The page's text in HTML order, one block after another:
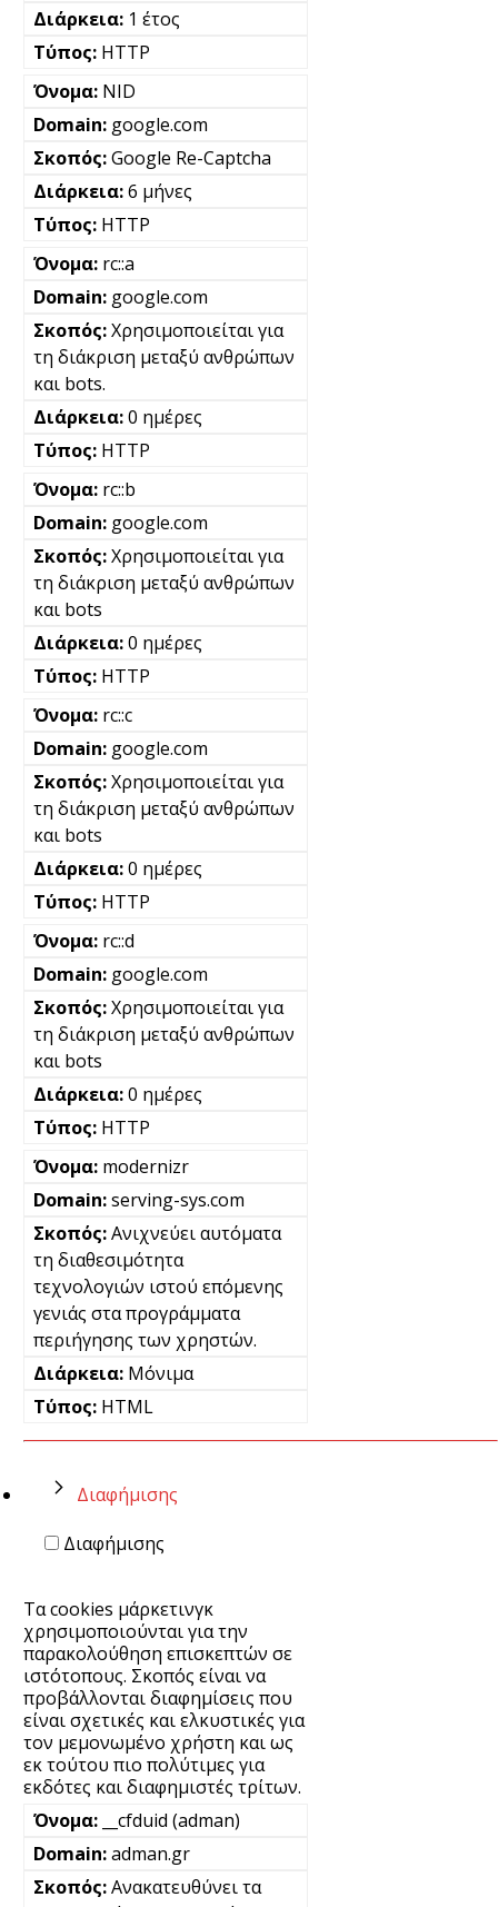
1 έτος
HTTP
NID
google.com
Google Re-Captcha
6 μήνες
HTTP
rc::a
google.com
Χρησιμοποιείται για
τη διάκριση μεταξύ ανθρώπων
και bots.
0 ημέρες
HTTP
rc::b
google.com
Χρησιμοποιείται για
τη διάκριση μεταξύ ανθρώπων
και bots
0 ημέρες
HTTP
rc::c
google.com
Χρησιμοποιείται για
τη διάκριση μεταξύ ανθρώπων
και bots
0 ημέρες
HTTP
rc::d
google.com
Χρησιμοποιείται για
τη διάκριση μεταξύ ανθρώπων
και bots
0 ημέρες
HTTP
modernizr
serving-sys.com
Ανιχνεύει αυτόματα
τη διαθεσιμότητα
τεχνολογιών ιστού επόμενης
γενιάς στα προγράμματα
περιήγησης των χρηστών.
Μόνιμα
HTML
Διαφήμισης
Διαφήμισης
Τα cookies μάρκετινγκ
χρησιμοποιούνται για την
παρακολούθηση επισκεπτών σε
ιστότοπους. Σκοπός είναι να
προβάλλονται διαφημίσεις που
είναι σχετικές και ελκυστικές για
τον μεμονωμένο χρήστη και ως
εκ τούτου πιο πολύτιμες για
εκδότες και διαφημιστές τρίτων.
__cfduid (adman)
adman.gr
Ανακατευθύνει τα